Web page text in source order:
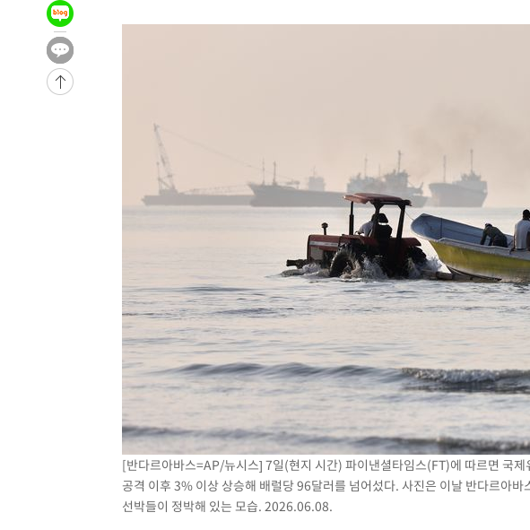
-26659초 전 >
-26612초 전 >
-26592초 전 >
-26481초 전 >
외신들도 주목한 韓축구 파문…"국민적 공분에 수사 재개"
11시간 압수수색에 성접대 파문까지…'쑥대밭' 된 축구협회
[속보]규제합리화위원회 부위원장에 김태유 서울대 공대 교수…이
[속보]국힘 윤리위, '돌려차기 발언' 진종오·서범수 징계 절차 개시
[속보] 7월 중국 수출 23.9%↑ 수입 27.5%↑…무역총액
[속보]'채상병 순직 책임' 임성근, 항소심도 징역 3년
[속보]종합특검, '관저이전 봐주기 감사' 유병호 구속기소
민주 콩고 에볼라환자 4천명 돌파, 4053명 발생 1850명 사망
[속보]'300억원대 사기 혐의' 차가원 대표 구속 송치
"미 전국적 살모네라 식중독 원인은 멕시코산 할라피뇨"-- CDC
[속보]경찰·노동부, HL만도 평택사업장 끼임 사망 관련 압수수색
[속보]합수본, '투표율 허위 입력' 중앙·서울·경기도 선관위 등 9곳
[반다르아바스=AP/뉴시스] 7일(현지 시간) 파이낸셜타임스(FT)에 따르면 국
공격 이후 3% 이상 상승해 배럴당 96달러를 넘어섰다. 사진은 이날 반다르아
선박들이 정박해 있는 모습. 2026.06.08.